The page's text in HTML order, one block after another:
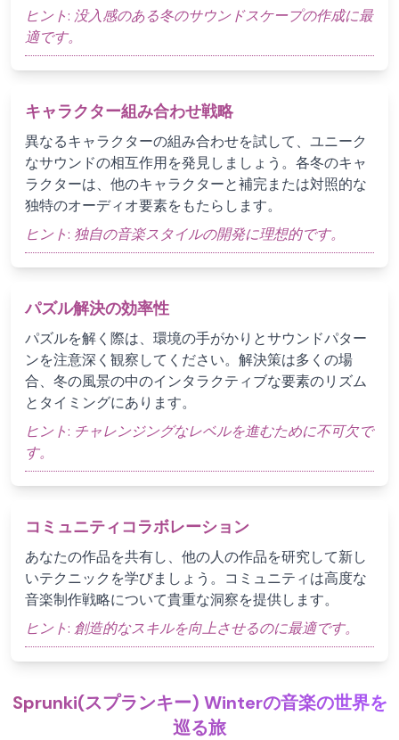
ヒント: 没入感のある冬のサウンドスケープの作成に最
適です。
キャラクター組み合わせ戦略
異なるキャラクターの組み合わせを試して、ユニーク
なサウンドの相互作用を発見しましょう。各冬のキャ
ラクターは、他のキャラクターと補完または対照的な
独特のオーディオ要素をもたらします。
ヒント: 独自の音楽スタイルの開発に理想的です。
パズル解決の効率性
パズルを解く際は、環境の手がかりとサウンドパター
ンを注意深く観察してください。解決策は多くの場
合、冬の風景の中のインタラクティブな要素のリズム
とタイミングにあります。
ヒント: チャレンジングなレベルを進むために不可欠で
す。
コミュニティコラボレーション
あなたの作品を共有し、他の人の作品を研究して新し
いテクニックを学びましょう。コミュニティは高度な
音楽制作戦略について貴重な洞察を提供します。
ヒント: 創造的なスキルを向上させるのに最適です。
Sprunki(スプランキー) Winterの音楽の世界を
巡る旅